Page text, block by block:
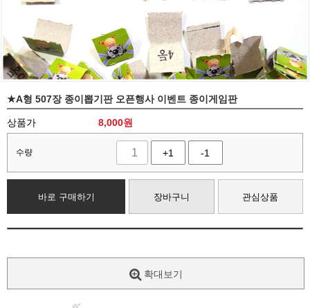
★A형 507장 종이뽑기판 오픈행사 이벤트 종이게임판
상품가 8,000원
수량 +1 -1
바로 구매하기 장바구니 관심상품
확대보기